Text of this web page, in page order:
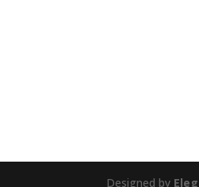
Designed by